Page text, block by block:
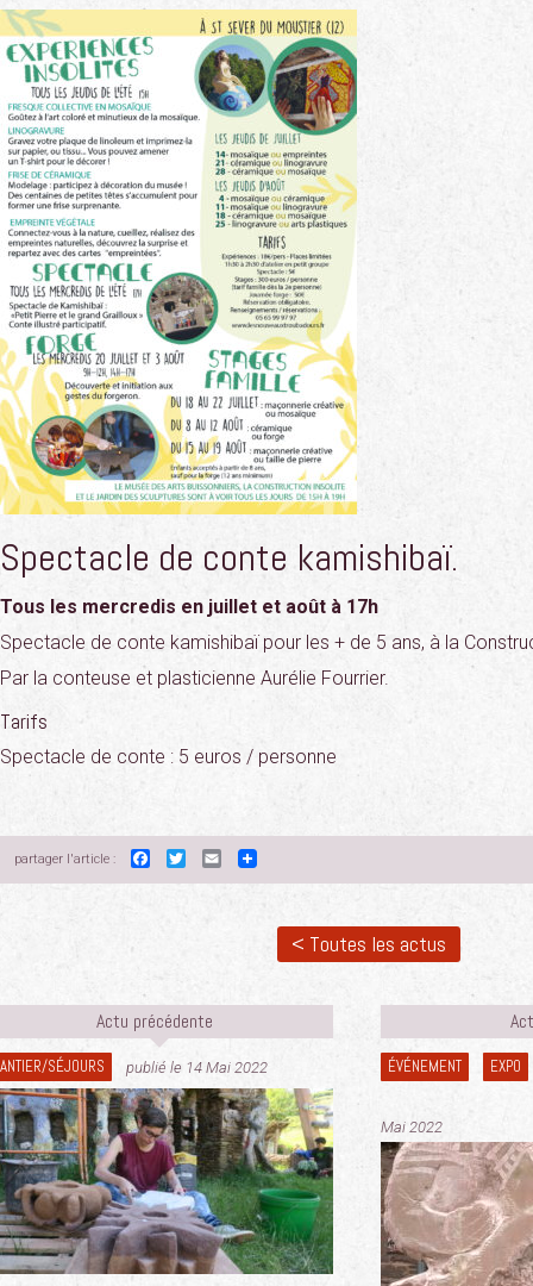
Spectacle de conte kamishibaï.
Tous les mercredis en juillet et août à 17h
Spectacle de conte kamishibaï pour les + de 5 ans, à la
Par la conteuse et plasticienne Aurélie Fourrier.
Tarifs
Spectacle de conte : 5 euros / personne
partager l'article : Facebook
TwitterEmail
< Toutes les actus
Actu précédente
SÉJOURS publié le 14 Mai 2022 ÉVÉNEMENT EXPO
Mai 2022